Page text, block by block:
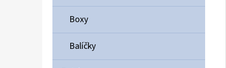
Boxy
Balíčky